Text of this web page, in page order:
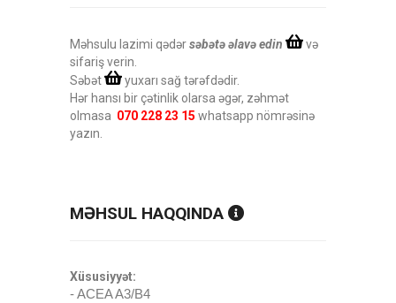
Məhsulu lazimi qədərsəbətə əlavə edin
və
sifariş verin.
Səbət
yuxarı sağ tərəfdədir.
Hər hansı bir çətinlik olarsa əgər, zəhmət
olmasa 070 228 23 15 whatsapp nömrəsinə
yazın.
MƏHSUL HAQQINDA
Xüsusiyyət:
- ACEA A3/B4